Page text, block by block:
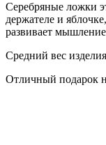
Серебряные ложки
держателе и
развивает
Средний вес
Отличный подарок